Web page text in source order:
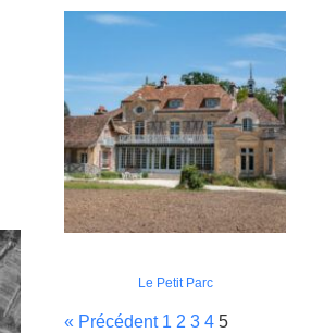
Le Petit Parc
« Précédent 1 2 3 4 5